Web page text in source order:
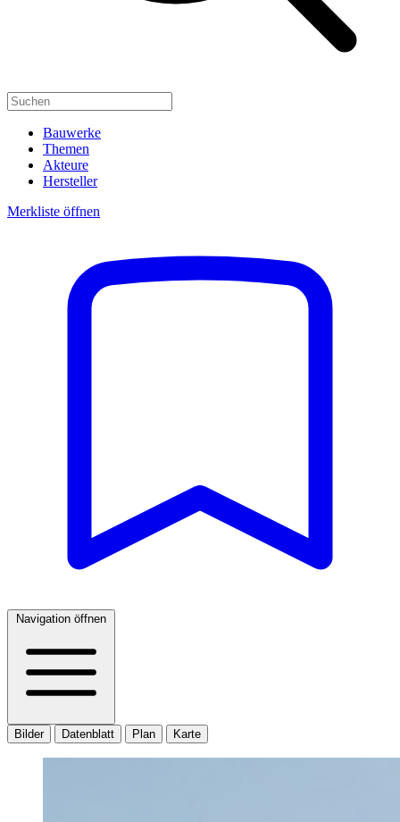
Bauwerke
Themen
Akteure
Hersteller
Merkliste öffnen
Navigation öffnen
Bilder Datenblatt Plan Karte